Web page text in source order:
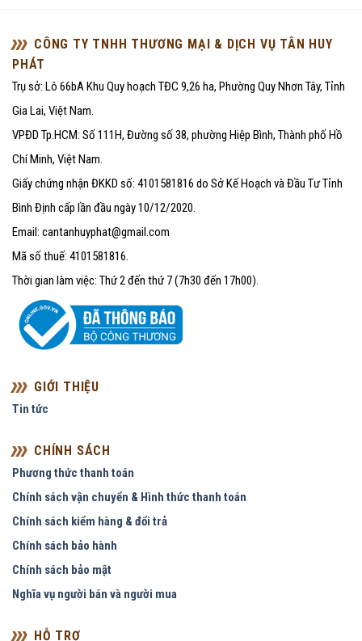
CÔNG TY TNHH THƯƠNG MẠI & DỊCH VỤ TÂN HUY
PHÁT
Trụ sở: Lô 66bA Khu Quy hoạch TĐC 9,26 ha, Phường Quy Nhơn Tây, Tỉnh
Gia Lai, Việt Nam.
VPĐD Tp.HCM: Số 111H, Đường số 38, phường Hiệp Bình, Thành phố Hồ
Chí Minh, Việt Nam.
Giấy chứng nhận ĐKKD số: 4101581816 do Sở Kế Hoạch và Đầu Tư Tỉnh
Bình Định cấp lần đầu ngày 10/12/2020.
Email: cantanhuyphat@gmail.com
Mã số thuế: 4101581816.
Thời gian làm việc: Thứ 2 đến thứ 7 (7h30 đến 17h00).
GIỚI THIỆU
Tin tức
CHÍNH SÁCH
Phương thức thanh toán
Chính sách vận chuyển & Hình thức thanh toán
Chính sách kiểm hàng & đổi trả
Chính sách bảo hành
Chính sách bảo mật
Nghĩa vụ người bán và người mua
HỖ TRỢ